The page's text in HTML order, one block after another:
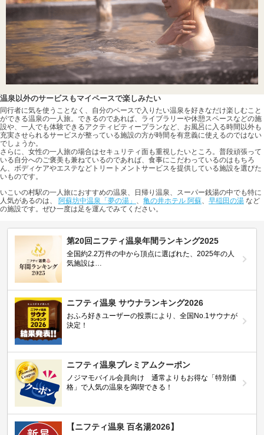
温泉以外のサービスもマイペースで楽しみたい
同行者に気を使うことなく、自分のペースで入りたい温泉を好きなだけ楽しむこと
ができる温泉の一人旅。できるのであれば、ライブラリーや休憩スペースなどの施
設や、一人でも体験できるアクティビティープランなど、お風呂に入る時間以外も
充実させられるサービスが整っている施設の方が時間を有意義に使えるのではない
でしょうか。
さらに、女性の一人旅の場合はセキュリティ面も重視したいところ。普段頑張って
いる自分へのご褒美も兼ねているのであれば、食事にこだわっているのはもちろ
ん、ボディケアやエステなどトリートメントサービスを提供している施設を選びた
いものです。
いこいの村駅の一人旅におすすめの温泉、日帰り温泉、スーパー銭湯の中でも特に
人気があるのは、 阿蘇坊中温泉「夢の湯」 、 亀の井ホテル 阿蘇、 早稲田の湯 など
の施設です。ぜひ一度は足を運んでみてください。
第20回ニフティ温泉年間ランキング2025
全国約2.2万件の中から頂点に選ばれた、2025年の人
気施設は…
ニフティ温泉 サウナランキング2026
おふろ好きユーザーの投票により、全国No.1サウナが
決定！
ニフティ温泉プレミアムクーポン
ノジマモバイル会員向け 通常よりもお得な「特別価
格」で人気の温泉を満喫できる！
【ニフティ温泉 百名湯2026】